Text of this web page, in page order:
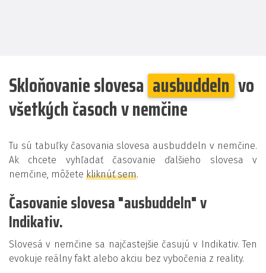
Skloňovanie slovesa ausbuddeln vo
všetkých časoch v nemčine
Tu sú tabuľky časovania slovesa ausbuddeln v nemčine.
Ak chcete vyhľadať časovanie ďalšieho slovesa v
nemčine, môžete kliknúť sem.
Časovanie slovesa "ausbuddeln" v
Indikativ.
Slovesá v nemčine sa najčastejšie časujú v Indikativ. Ten
evokuje reálny fakt alebo akciu bez vybočenia z reality.